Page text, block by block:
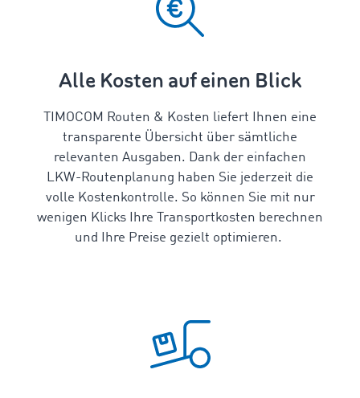
Alle Kosten auf einen Blick
TIMOCOM Routen & Kosten liefert Ihnen eine
transparente Übersicht über sämtliche
relevanten Ausgaben. Dank der einfachen
LKW-Routenplanung haben Sie jederzeit die
volle Kostenkontrolle. So können Sie mit nur
wenigen Klicks Ihre
Transportkosten berechnen
und Ihre Preise gezielt optimieren.